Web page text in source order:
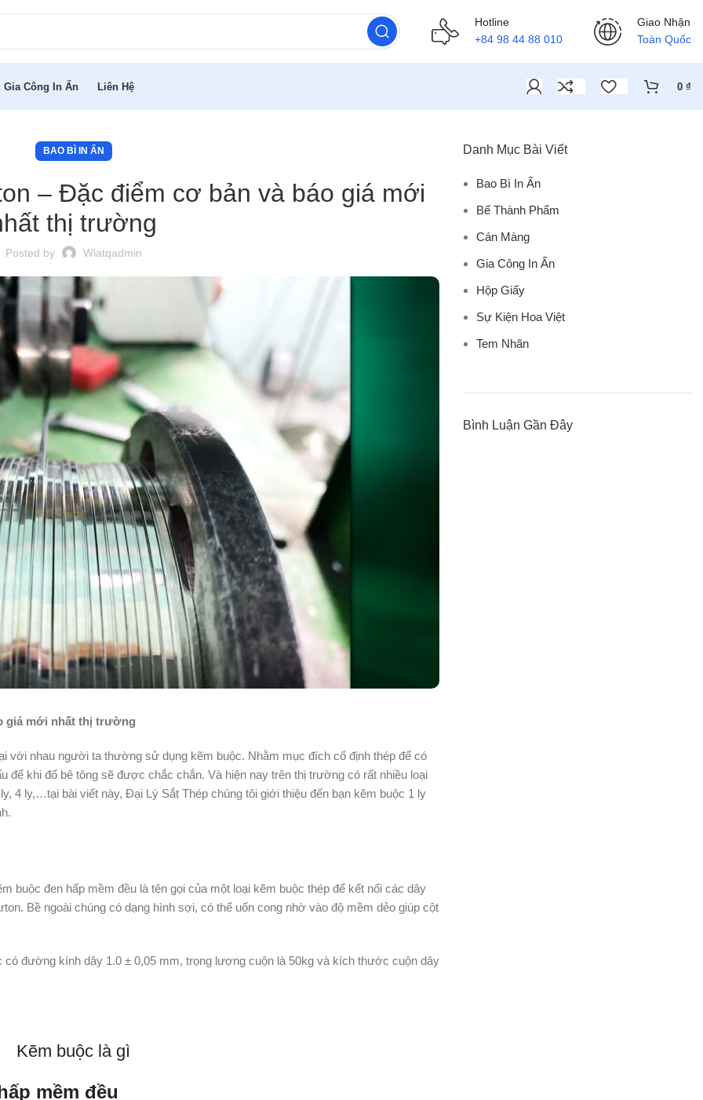
Hotline
+84 98 44 88 010
Giao Nhận
Toàn Quốc
Gia Công In Ấn Liên Hệ 0 ₫
BAO BÌ IN ẤN
– Đặc điểm cơ bản và báo giá mới
thị trường
Posted by Wiatqadmin
giá mới nhất thị trường
với nhau người ta thường sử dụng kẽm buộc. Nhằm mục đích cố định thép để có
để khi đổ bê tông sẽ được chắc chắn. Và hiện nay trên thị trường có rất nhiều loại
4 ly,…tại bài viết này, Đại Lý Sắt Thép chúng tôi giới thiệu đến bạn kẽm buộc 1 ly
buộc đen hấp mềm đều là tên gọi của một loại kẽm buộc thép để kết nối các dây
Bề ngoài chúng có dạng hình sợi, có thể uốn cong nhờ vào độ mềm dẻo giúp cột
đường kính dây 1.0 ± 0,05 mm, trọng lượng cuộn là 50kg và kích thước cuộn dây
Kẽm buộc là gì
mềm đều
Danh Mục Bài Viết
Bao Bì In Ấn
Bế Thành Phẩm
Cán Màng
Gia Công In Ấn
Hộp Giấy
Sự Kiện Hoa Việt
Tem Nhãn
Bình Luận Gần Đây